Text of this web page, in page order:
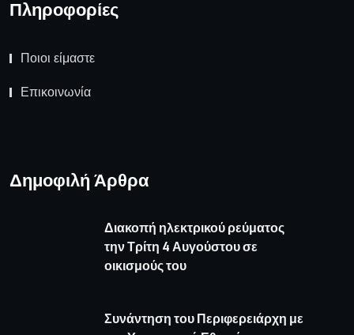
Πληροφορίες
Ποιοι είμαστε
Επικοινωνία
Δημοφιλή Άρθρα
Διακοπή ηλεκτρικού ρεύματος
την Τρίτη 4 Αυγούστου σε
οικισμούς του
Συνάντηση του Περιφερειάρχη με